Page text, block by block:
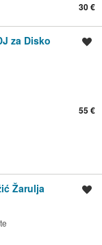
30 €
za Disko
55 €
Žarulja